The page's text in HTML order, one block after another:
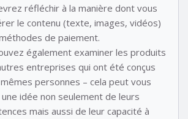
réfléchir à la manière dont vous
le contenu (texte, images, vidéos)
de paiement.
également examiner les produits
entreprises qui ont été conçus
personnes – cela peut vous
idée non seulement de leurs
mais aussi de leur capacité à